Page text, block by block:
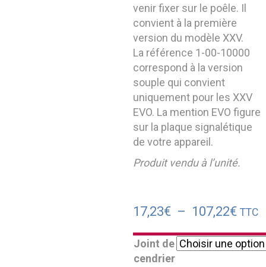
venir fixer sur le poêle. Il
convient à la première
version du modèle XXV.
La référence 1-00-10000
correspond à la version
souple qui convient
uniquement pour les XXV
EVO. La mention EVO figure
sur la plaque signalétique
de votre appareil.
Produit vendu à l’unité.
17,23€ – 107,22€
de
prix :
TTC
Joint de
cendrier